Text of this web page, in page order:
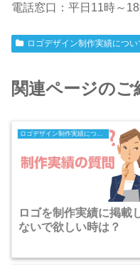
電話窓口：平日11時～
ロゴデザイン制作実績につい
関連ページのご
ロゴを制作実績に掲載
ないで欲しい時は？